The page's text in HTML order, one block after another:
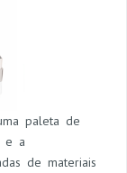
paleta de
e a
de materiais